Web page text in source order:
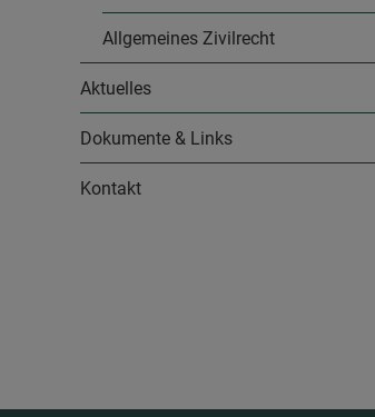
Allgemeines Zivilrecht
Aktuelles
Dokumente & Links
Kontakt